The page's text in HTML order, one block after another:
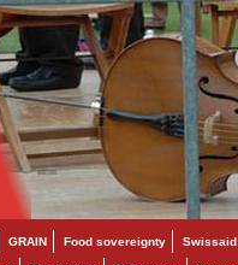
GRAIN Food sovereignty Swissaid